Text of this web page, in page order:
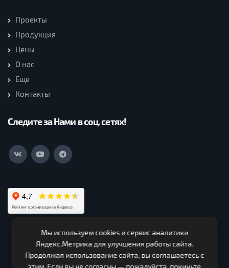
Проекты
Продукция
Цены
О нас
Еще
Контакты
Следите за Нами в соц. сетях!
ООО Нагорская Лесная Компания (c) 2026. Все права
защищены.
ИНН 4319000330 ОГРН 1124303000150. Адрес 613260,
Мы используем cookies и сервис аналитики
Яндекс.Метрика для улучшения работы сайта.
Продолжая использование сайта, вы соглашаетесь с
этим. Если вы не согласны — пожалуйста, покиньте